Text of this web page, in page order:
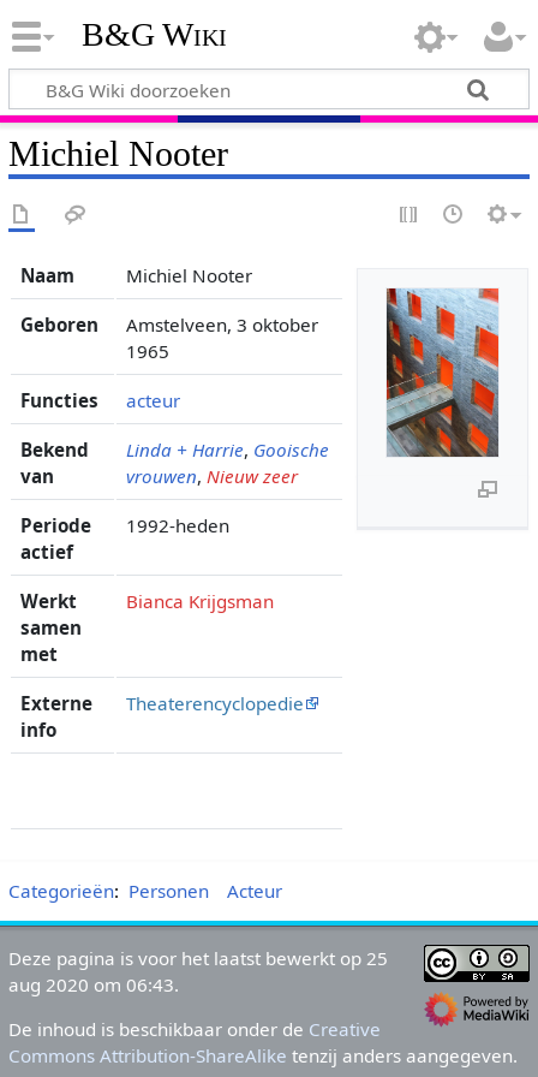
B&G Wiki
Michiel Nooter
Naam Michiel Nooter
Geboren
Amstelveen, 3 oktober
1965
Functies acteur
Bekend
van
Linda + Harrie, Gooische
vrouwen, Nieuw zeer
Periode
actief
1992-heden
Werkt
samen
met
Bianca Krijgsman
Externe
info
Theaterencyclopedie
Categorieën: Personen Acteur
Deze pagina is voor het laatst bewerkt op 25
aug 2020 om 06:43.
De inhoud is beschikbaar onder de Creative
Commons Attribution-ShareAlike tenzij anders aangegeven.